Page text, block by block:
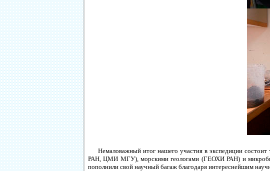
Немаловажный итог нашего участия в экспедиции
РАН, ЦМИ МГУ), морскими геологами (ГЕОХИ РАН) и
пополнили свой научный багаж благодаря интереснейшим